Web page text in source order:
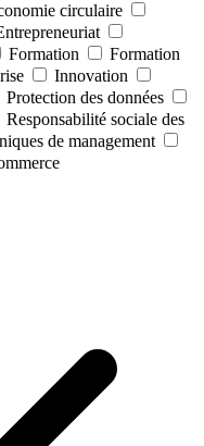
circulaire
Formation
Formation
Innovation
Protection des données
Responsabilité sociale des
de management